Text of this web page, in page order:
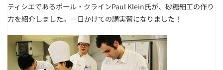
ティシエであるポール・クラインPaul Klein氏が、砂糖細工の作り
方を紹介しました。一日かけての講実習になりました！